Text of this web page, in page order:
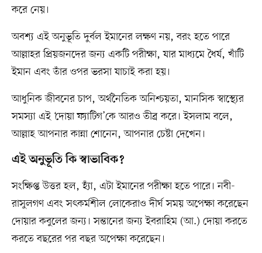
করে নেয়।
অবশ্য এই অনুভূতি দুর্বল ইমানের লক্ষণ নয়, বরং হতে পারে
আল্লাহর প্রিয়জনদের জন্য একটি পরীক্ষা, যার মাধ্যমে ধৈর্য, খাঁটি
ইমান এবং তাঁর ওপর ভরসা যাচাই করা হয়।
আধুনিক জীবনের চাপ, অর্থনৈতিক অনিশ্চয়তা, মানসিক স্বাস্থ্যের
সমস্যা এই ‘দোয়া ফ্যাটিগ’কে আরও তীব্র করে। ইসলাম বলে,
আল্লাহ আপনার কান্না শোনেন, আপনার চেষ্টা দেখেন।
এই অনুভূতি কি স্বাভাবিক?
সংক্ষিপ্ত উত্তর হল, হ্যাঁ, এটা ইমানের পরীক্ষা হতে পারে। নবী-
রাসুলগণ এবং সৎকর্মশীল লোকেরাও দীর্ঘ সময় অপেক্ষা করেছেন
দোয়ার কবুলের জন্য। সন্তানের জন্য ইবরাহিম (আ.) দোয়া করতে
করতে বছরের পর বছর অপেক্ষা করেছেন।